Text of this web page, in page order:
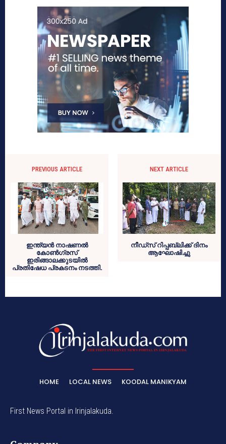
PREVIOUS ARTICLE
ഇന്ത്യൻ നാഷണൽ
കോൺഗ്രസ്
ഇരിങ്ങാലക്കുടയിൽ
പ്രതിഷേധ പ്രകടനം നടത്തി.
NEXT ARTICLE
നീഡ്‌സ് റിപ്പബ്ലിക്ക് ദിനം
ആഘോഷിച്ചു
HOME LOCAL NEWS KOODAL MANIKYAM
First News Portal in Irinjalakuda.